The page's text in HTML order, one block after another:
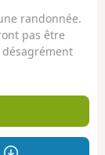
randonnée.
pas être